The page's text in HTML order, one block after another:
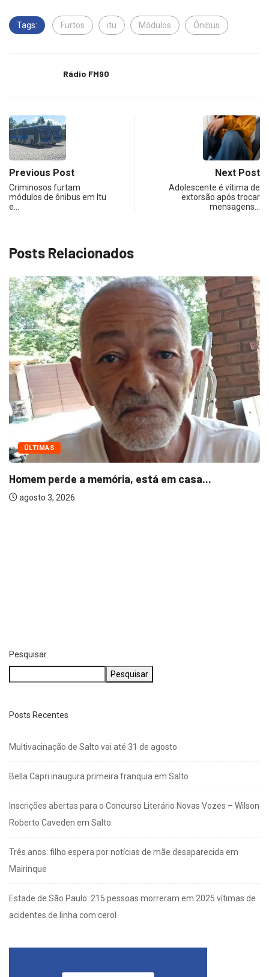
Tags: Furtos itu Módulos Ônibus
Rádio FM90
Previous Post
Criminosos furtam
módulos de ônibus em Itu
e…
Next Post
Adolescente é vítima de
extorsão após trocar
mensagens…
Posts Relacionados
ÚLTIMAS
Homem perde a memória, está em casa...
agosto 3, 2026
Pesquisar
Pesquisar
Posts Recentes
Multivacinação de Salto vai até 31 de agosto
Bella Capri inaugura primeira franquia em Salto
Inscrições abertas para o Concurso Literário Novas Vozes – Wilson
Roberto Caveden em Salto
Três anos: filho espera por notícias de mãe desaparecida em
Mairinque
Estade de São Paulo: 215 pessoas morreram em 2025 vítimas de
acidentes de linha com cerol